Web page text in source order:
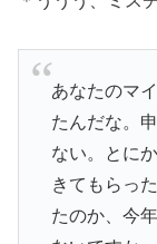
あなたのマ
たんだな。
ない。とに
きてもらっ
たのか、今